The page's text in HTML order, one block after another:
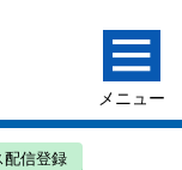
配信登録